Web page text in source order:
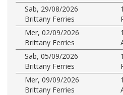
Sab, 29/08/2026
Brittany Ferries
Mer, 02/09/2026
Brittany Ferries
Sab, 05/09/2026
Brittany Ferries
Mer, 09/09/2026
Brittany Ferries